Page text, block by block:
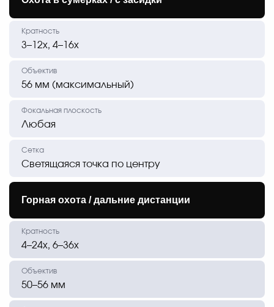
3–12х, 4–16х
56 мм (максимальный)
Любая
Светящаяся точка по центру
Горная охота / дальние дистанции
4–24х, 6–36х
50–56 мм